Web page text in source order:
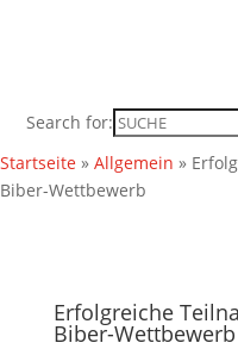
Search for:
Startseite » Allgemein »
Biber-Wettbewerb
Erfolgreiche
Biber-Wettbewerb